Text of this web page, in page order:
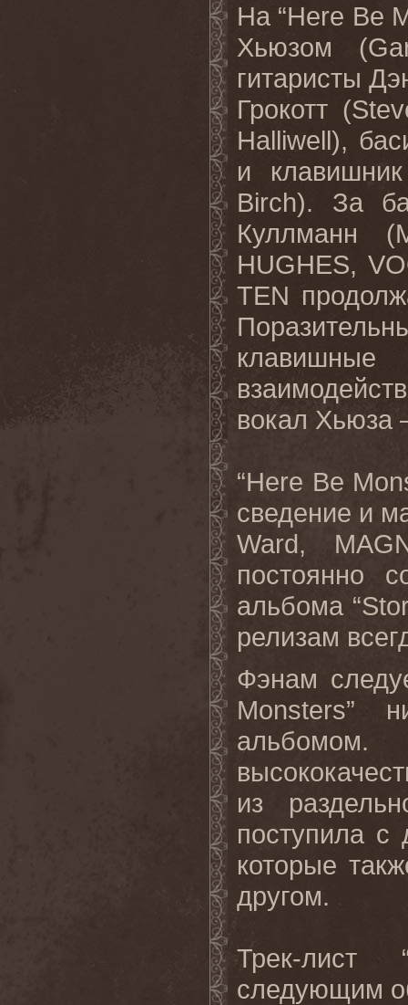
На “Here Be
Хьюзом (
гитаристы
Грокотт (
Halliwell),
и
Birch). За
Куллманн (
HUGHES,
TEN
вокал Хьюза
“Here Be
сведение и
Ward,
постоянно
альбома “
релизам
Фэнам
Monsters”
альбомом.
из
поступила
которые
другом.
Трек-лист
следующим